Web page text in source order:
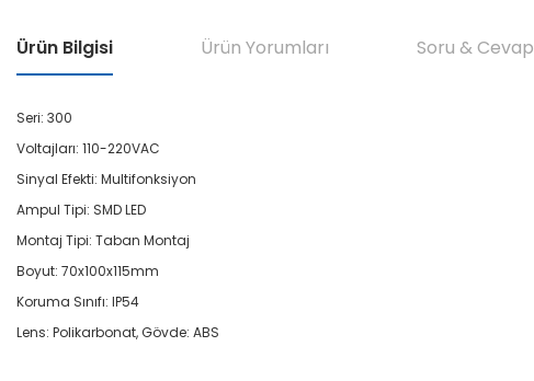
Ürün Bilgisi Ürün Yorumları Soru & Cevap
Seri: 300
Voltajları: 110-220VAC
Sinyal Efekti: Multifonksiyon
Ampul Tipi: SMD LED
Montaj Tipi: Taban Montaj
Boyut: 70x100x115mm
Koruma Sınıfı: IP54
Lens: Polikarbonat, Gövde: ABS